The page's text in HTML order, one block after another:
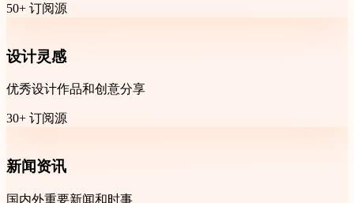
50+ 订阅源
设计灵感
优秀设计作品和创意分享
30+ 订阅源
新闻资讯
国内外重要新闻和时事